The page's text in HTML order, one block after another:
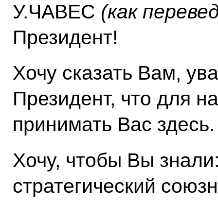
У.ЧАВЕС (как
Президент!
Хочу сказать Вам,
Президент, что для
принимать Вас здесь.
Хочу, чтобы Вы
стратегический